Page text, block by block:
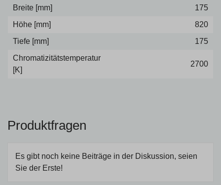
Breite [mm]
175
Höhe [mm]
820
Tiefe [mm]
175
Chromatizitätstemperatur
[K]
2700
Produktfragen
Es gibt noch keine Beiträge in der Diskussion, seien
Sie der Erste!